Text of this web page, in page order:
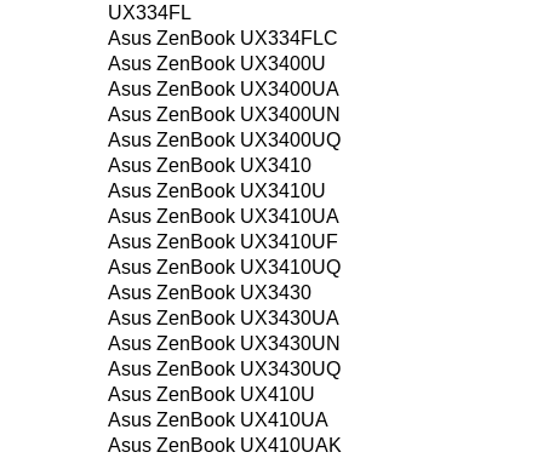
UX334FL
Asus ZenBook UX334FLC
Asus ZenBook UX3400U
Asus ZenBook UX3400UA
Asus ZenBook UX3400UN
Asus ZenBook UX3400UQ
Asus ZenBook UX3410
Asus ZenBook UX3410U
Asus ZenBook UX3410UA
Asus ZenBook UX3410UF
Asus ZenBook UX3410UQ
Asus ZenBook UX3430
Asus ZenBook UX3430UA
Asus ZenBook UX3430UN
Asus ZenBook UX3430UQ
Asus ZenBook UX410U
Asus ZenBook UX410UA
Asus ZenBook UX410UAK